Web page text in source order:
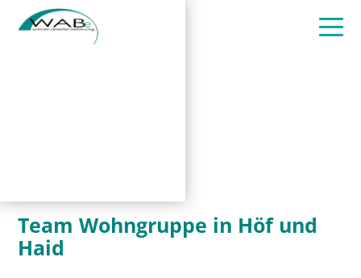
Team Wohngruppe in Höf und
Haid